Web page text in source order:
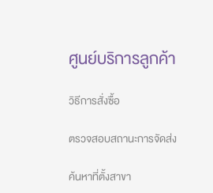
ศูนย์บริการลูกค้า
วิธีการสั่งซื้อ
ตรวจสอบสถานะการจัดส่ง
ค้นหาที่ตั้งสาขา